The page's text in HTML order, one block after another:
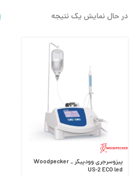
در حال نمایش یک نتیجه
پیزوسرجری وودپیکر Woodpecker _
US-2 ECO led